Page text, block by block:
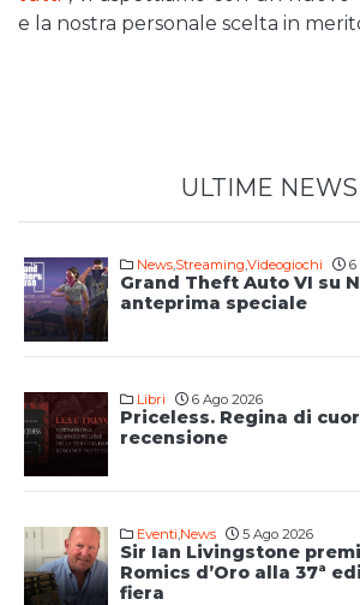
e la nostra personale scelta in
ULTIME NEWS
News,Streaming,Videogiochi 6
Grand Theft Auto VI su
anteprima speciale
Libri 6 Ago 2026
Priceless. Regina di
recensione
Eventi,News 5 Ago 2026
Sir Ian Livingstone
Romics d’Oro alla 37ª
fiera